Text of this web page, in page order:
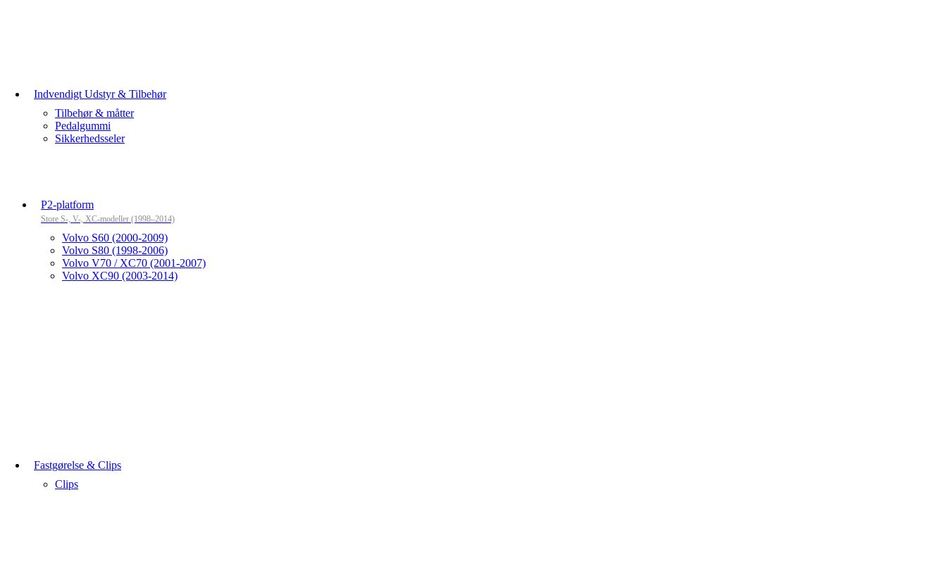
Indvendigt Udstyr & Tilbehør
Tilbehør & måtter
Pedalgummi
Sikkerhedsseler
Fastgørelse & Clips
Clips
P2-platform
Store S-, V-, XC-modeller (1998–2014)
Volvo S60 (2000-2009)
Volvo S80 (1998-2006)
Volvo V70 / XC70 (2001-2007)
Volvo XC90 (2003-2014)